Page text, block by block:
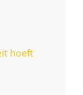
hoeft